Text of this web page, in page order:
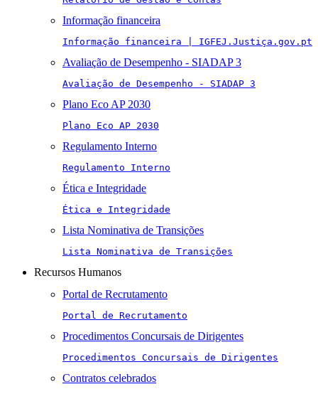
Informação financeira
Informação financeira | IGFEJ.Justiça.gov.pt
Avaliação de Desempenho - SIADAP 3
Avaliação de Desempenho - SIADAP 3
Plano Eco AP 2030
Plano Eco AP 2030
Regulamento Interno
Regulamento Interno
Ética e Integridade
Ética e Integridade
Lista Nominativa de Transições
Lista Nominativa de Transições
Recursos Humanos
Portal de Recrutamento
Portal de Recrutamento
Procedimentos Concursais de Dirigentes
Procedimentos Concursais de Dirigentes
Contratos celebrados